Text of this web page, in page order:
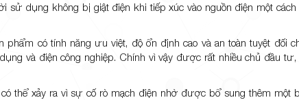
sử dụng không bị giật điện khi tiếp xúc vào nguồn điện một
phẩm có tính năng ưu việt, độ ổn định cao và an toàn tuyệt đối
và điện công nghiệp. Chính vì vậy được rất nhiều chủ đầu
thể xảy ra vì sự cố rò mạch điện nhờ được bổ sung thêm một